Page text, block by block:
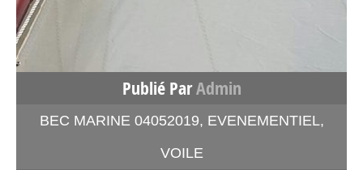
Publié ParAdmin
BEC MARINE 04052019, EVENEMENTIEL,
VOILE